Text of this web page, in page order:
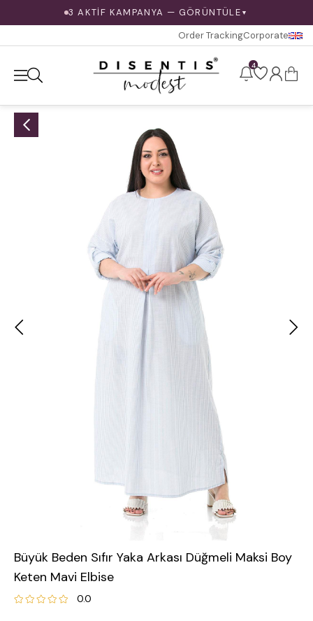
3 AKTİF KAMPANYA — GÖRÜNTÜLE ▼
Order TrackingCorporate
4
Büyük Beden Sıfır Yaka Arkası Düğmeli Maksi Boy
Keten Mavi Elbise
0.0